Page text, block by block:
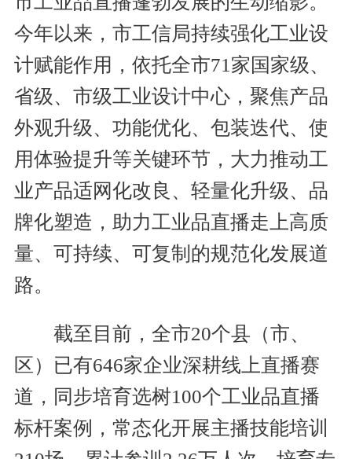
今年以来，市工信局持续强化工业设
计赋能作用，依托全市71家国家级、
省级、市级工业设计中心，聚焦产品
外观升级、功能优化、包装迭代、使
用体验提升等关键环节，大力推动工
业产品适网化改良、轻量化升级、品
牌化塑造，助力工业品直播走上高质
量、可持续、可复制的规范化发展道
路。
截至目前，全市20个县（市、
区）已有646家企业深耕线上直播赛
道，同步培育选树100个工业品直播
标杆案例，常态化开展主播技能培训